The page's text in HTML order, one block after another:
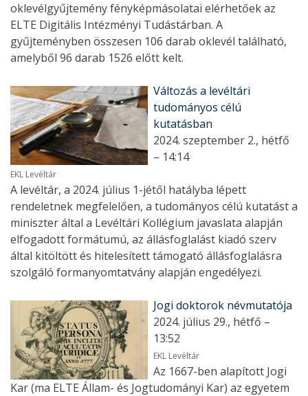
oklevélgyűjtemény fényképmásolatai elérhetőek az
ELTE Digitális Intézményi Tudástárban. A
gyűjteményben összesen 106 darab oklevél található,
amelyből 96 darab 1526 előtt kelt.
Változás a levéltári
tudományos célú
kutatásban
2024. szeptember 2., hétfő
– 14:14
EKL Levéltár
A levéltár, a 2024. július 1-jétől hatályba lépett
rendeletnek megfelelően, a tudományos célú kutatást a
miniszter által a Levéltári Kollégium javaslata alapján
elfogadott formátumú, az állásfoglalást kiadó szerv
által kitöltött és hitelesített támogató állásfoglalásra
szolgáló formanyomtatvány alapján engedélyezi.
Jogi doktorok névmutatója
2024. július 29., hétfő –
13:52
EKL Levéltár
Az 1667-ben alapított Jogi
Kar (ma ELTE Állam- és Jogtudományi Kar) az egyetem